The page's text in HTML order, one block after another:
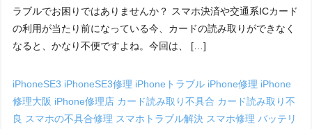
ラブルでお困りではありませんか？ スマホ決済や交通系ICカード
の利用が当たり前になっている今、カードの読み取りができなく
なると、かなり不便ですよね。今回は、 […]
iPhoneSE3 iPhoneSE3修理 iPhoneトラブル iPhone修理 iPhone
修理大阪 iPhone修理店 カード読み取り不具合 カード読み取り不
良 スマホの不具合修理 スマホトラブル解決 スマホ修理バッテリ